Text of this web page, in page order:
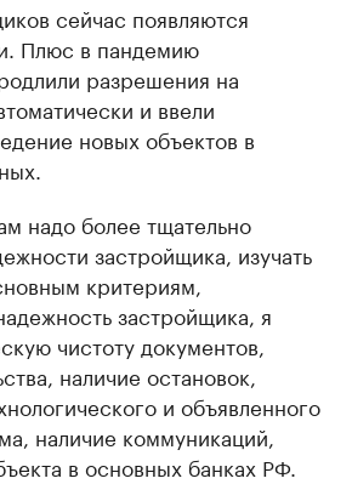
сейчас появляются
Плюс в пандемию
разрешения на
и ввели
новых объектов в
надо более тщательно
застройщика, изучать
критериям,
застройщика, я
чистоту документов,
наличие остановок,
и объявленного
наличие коммуникаций,
в основных банках РФ.